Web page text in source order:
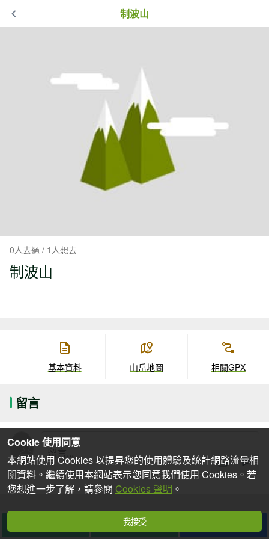
制波山
0人去過 / 1人想去
制波山
基本資料 山岳地圖 相關GPX
留言
去過
Cookie 使用同意
本網站使用 Cookies 以提昇您的使用體驗及統計網路流量相
關資料。繼續使用本網站表示您同意我們使用 Cookies。若
您想進一步了解，請參閱 Cookies 聲明 。
我接受